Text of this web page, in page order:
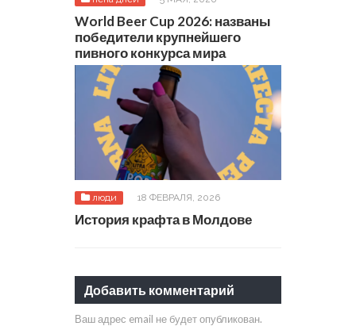
World Beer Cup 2026: названы
победители крупнейшего
пивного конкурса мира
люди 18 ФЕВРАЛЯ, 2026
История крафта в Молдове
Добавить комментарий
Ваш адрес email не будет опубликован.